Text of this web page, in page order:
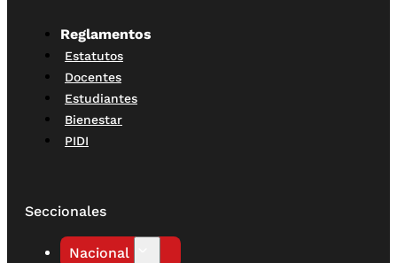
Reglamentos
Estatutos
Docentes
Estudiantes
Bienestar
PIDI
Seccionales
Nacional